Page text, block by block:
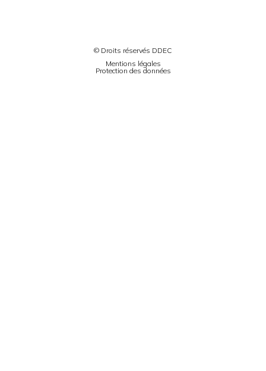
© Droits réservés DDEC
Mentions légales
Protection des données